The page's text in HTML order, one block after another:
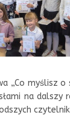
„Co myślisz
na